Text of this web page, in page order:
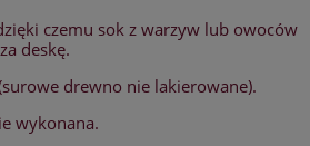
czemu sok z warzyw lub owoców
deskę.
drewno nie lakierowane).
wykonana.